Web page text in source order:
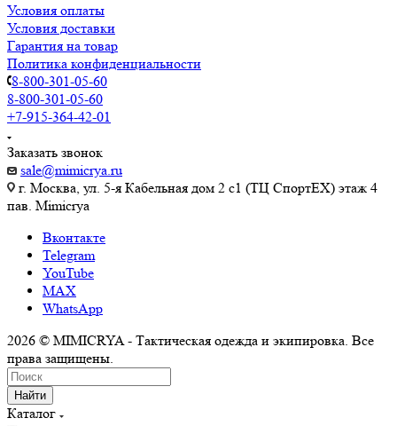
Условия оплаты
Условия доставки
Гарантия на товар
Политика конфиденциальности
8-800-301-05-60
8-800-301-05-60
+7-915-364-42-01
Заказать звонок
sale@mimicrya.ru
г. Москва, ул. 5-я Кабельная дом 2 с1 (ТЦ СпортEX) этаж 4
пав. Mimicrya
Вконтакте
Telegram
YouTube
MAX
WhatsApp
2026 © MIMICRYA - Тактическая одежда и экипировка. Все
права защищены.
Найти
Каталог